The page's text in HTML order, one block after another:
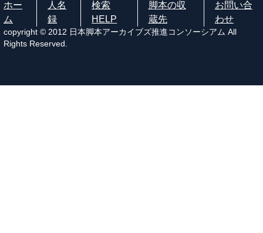
ホー
ム
人名
録
検索
HELP
脚本の収
蔵先
お問い合
わせ
copyright © 2012 日本脚本アーカイブズ推進コンソーシアム All
Rights Reserved.